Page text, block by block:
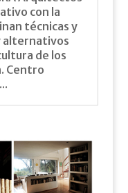
con la
técnicas y
alternativos
de los
Centro